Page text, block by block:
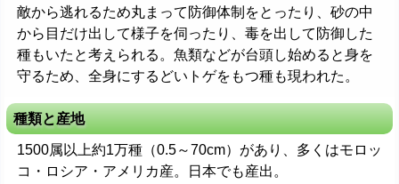
敵から逃れるため丸まって防御体制をとったり、砂の中
から目だけ出して様子を伺ったり、毒を出して防御した
種もいたと考えられる。魚類などが台頭し始めると身を
守るため、全身にするどいトゲをもつ種も現われた。
種類と産地
1500属以上約1万種（0.5～70cm）があり、多くはモロッ
コ・ロシア・アメリカ産。日本でも産出。